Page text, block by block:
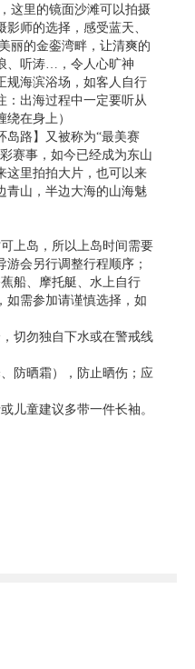
这里的镜面沙滩可以拍摄
师的选择，感受蓝天、
丽的金銮湾畔，让清爽的
、听涛…，令人心旷神
规海滨浴场，如客人自行
：出海过程中一定要听从
在身上）
岛路】又被称为“最美赛
赛事，如今已经成为东山
这里拍拍大片，也可以来
青山，半边大海的山海魅
上岛，所以上岛时间需要
会另行调整行程顺序；
船、摩托艇、水上自行
如需参加请谨慎选择，如
切勿独自下水或在警戒线
防晒霜），防止晒伤；应
儿童建议多带一件长袖。